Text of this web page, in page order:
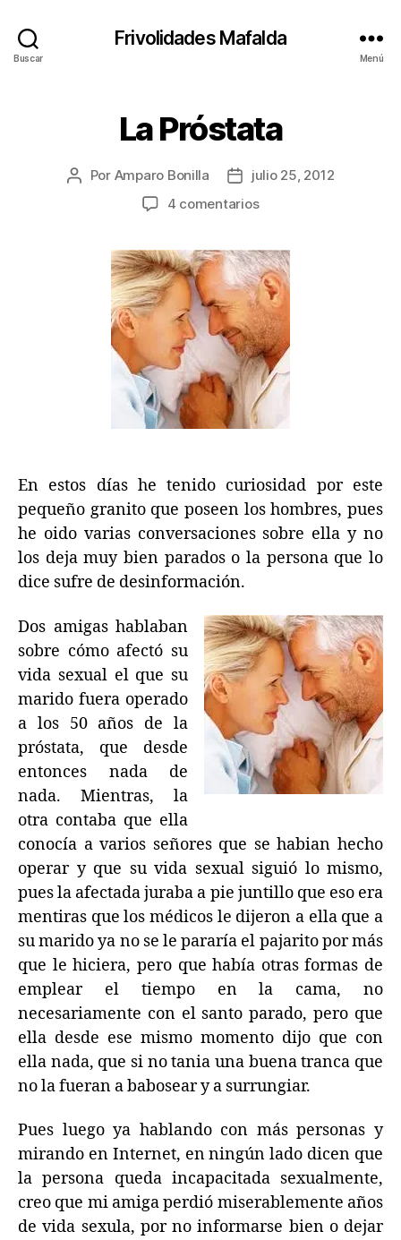
Buscar
Frivolidades Mafalda
Menú
La Próstata
Autor
Por Amparo Bonilla
Fecha
de
julio 25, 2012
4 comentariosen
En estos días he tenido curiosidad por este
pequeño granito que poseen los hombres, pues
he oido varias conversaciones sobre ella y no
los deja muy bien parados o la persona que lo
dice sufre de desinformación.
Dos amigas hablaban
sobre cómo afectó su
vida sexual el que su
marido fuera operado
a los 50 años de la
próstata, que desde
entonces nada de
nada. Mientras, la
otra contaba que ella
conocía a varios señores que se habian hecho
operar y que su vida sexual siguió lo mismo,
pues la afectada juraba a pie juntillo que eso era
mentiras que los médicos le dijeron a ella que a
su marido ya no se le pararía el pajarito por más
que le hiciera, pero que había otras formas de
emplear el tiempo en la cama, no
necesariamente con el santo parado, pero que
ella desde ese mismo momento dijo que con
ella nada, que si no tania una buena tranca que
no la fueran a babosear y a surrungiar.
Pues luego ya hablando con más personas y
mirando en Internet, en ningún lado dicen que
la persona queda incapacitada sexualmente,
creo que mi amiga perdió miserablemente años
de vida sexula, por no informarse bien o dejar